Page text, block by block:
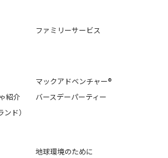
ファミリーサービス
マックアドベンチャー®
紹介
バースデーパーティー
ド）
地球環境のために